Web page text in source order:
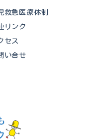
救急医療体制
リンク
セス
い合せ